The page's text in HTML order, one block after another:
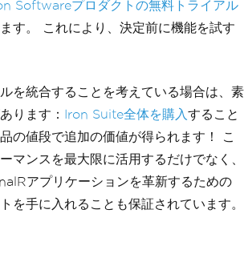
Softwareプロダクトの無料トライアル
す。 これにより、決定前に機能を試す
を統合することを考えている場合は、素
ります： Iron Suite全体を購入すること
の値段で追加の価値が得られます！ こ
マンスを最大限に活用するだけでなく、
アプリケーションを革新するための
を手に入れることも保証されています。